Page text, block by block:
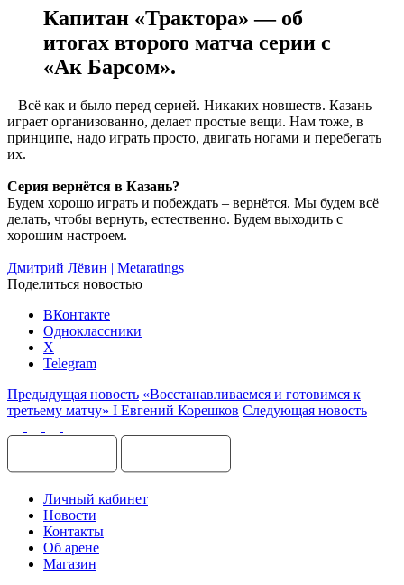
Капитан «Трактора» — об
итогах второго матча серии с
«Ак Барсом».
– Всё как и было перед серией. Никаких новшеств. Казань
играет организованно, делает простые вещи. Нам тоже, в
принципе, надо играть просто, двигать ногами и перебегать
их.
Серия вернётся в Казань?
Будем хорошо играть и побеждать – вернётся. Мы будем всё
делать, чтобы вернуть, естественно. Будем выходить с
хорошим настроем.
Дмитрий Лёвин | Metaratings
Поделиться новостью
ВКонтакте
Одноклассники
X
Telegram
Предыдущая новость «Восстанавливаемся и готовимся к
третьему матчу» I Евгений Корешков Следующая новость
Личный кабинет
Новости
Контакты
Об арене
Магазин